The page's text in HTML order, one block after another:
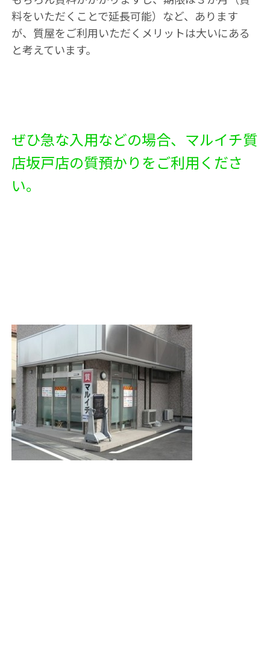
料をいただくことで延長可能）など、あります
が、質屋をご利用いただくメリットは大いにある
と考えています。
ぜひ急な入用などの場合、マルイチ質
店坂戸店の質預かりをご利用くださ
い。